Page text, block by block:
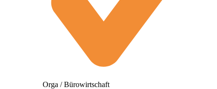
Orga / Bürowirtschaft